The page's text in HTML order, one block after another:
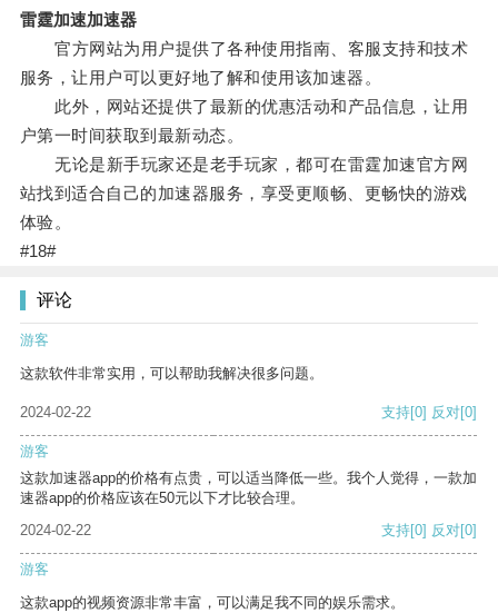
雷霆加速加速器
官方网站为用户提供了各种使用指南、客服支持和技术
服务，让用户可以更好地了解和使用该加速器。
此外，网站还提供了最新的优惠活动和产品信息，让用
户第一时间获取到最新动态。
无论是新手玩家还是老手玩家，都可在雷霆加速官方网
站找到适合自己的加速器服务，享受更顺畅、更畅快的游戏
体验。
#18#
评论
游客
这款软件非常实用，可以帮助我解决很多问题。
2024-02-22 支持[0] 反对[0]
游客
这款加速器app的价格有点贵，可以适当降低一些。我个人觉得，一款加
速器app的价格应该在50元以下才比较合理。
2024-02-22
支持[0] 反对[0]
游客
这款app的视频资源非常丰富，可以满足我不同的娱乐需求。